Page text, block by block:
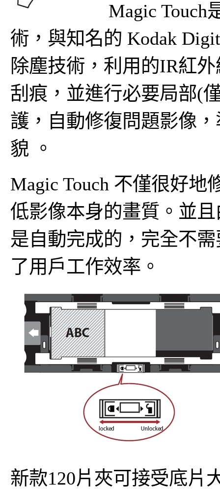
Magic Touch
術，與知名的 Kodak
除塵技術，利用的IR紅
刮痕，並進行必要局部(
護，自動修復問題影像
貌 。
Magic Touch 不僅很好
低影像本身的畫質。並
是自動完成的，完全不
了用戶工作效率。
新款120片夾可接受底片